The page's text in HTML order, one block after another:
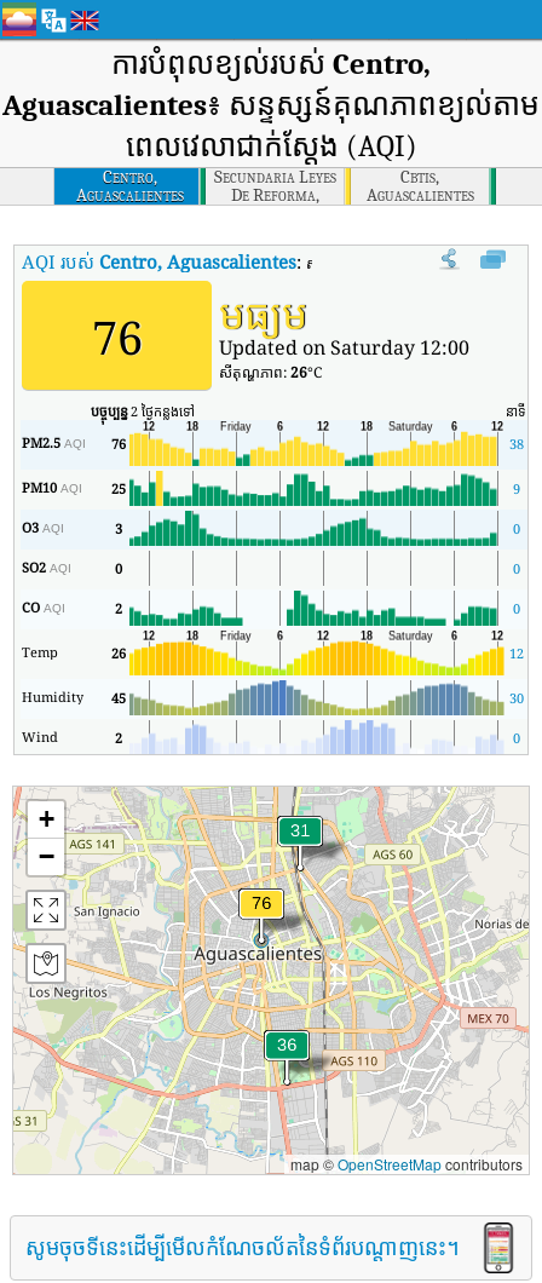
ការបំពុលខ្យល់របស់ Centro,
Aguascalientes៖ សន្ទស្សន៍គុណភាពខ្យល់តាម
ពេលវេលាជាក់ស្តែង (AQI)
Centro,
Aguascalientes
Secundaria Leyes
De Reforma,
Aguascalientes
Cbtis,
Aguascalientes
AQI របស់Centro, Aguascalientes: សន្ទស្សន៍គុណភាពខ្យល់តាមពេលវេលាពិត
76 មធ្យម
Updated on Saturday 12:00
សីតុណ្ហភាព:26°C
បច្ចុប្បន្ន2 ថ្ងៃកន្លងទៅ នាទី
PM2.5AQI 76 38
PM10AQI 25 9
O3AQI 3 0
SO2AQI 0 0
COAQI 2 0
Temp 26 12
Humidity 45 30
Wind 2 0
+
−
map ©OpenStreetMapcontributors
សូមចុចទីនេះដើម្បីមើលកំណែចល័តនៃទំព័របណ្តាញនេះ។